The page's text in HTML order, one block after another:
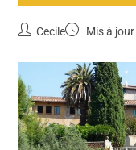
Cecile Mis à